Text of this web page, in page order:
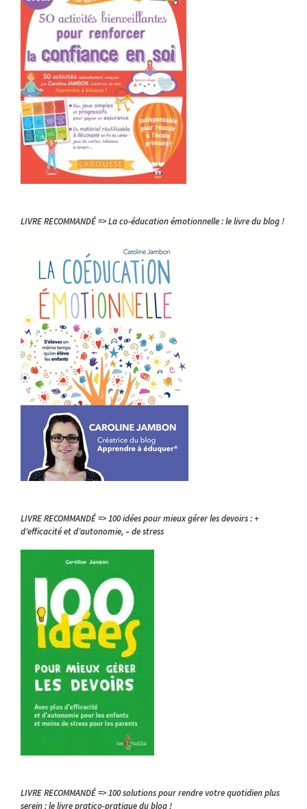
LIVRE RECOMMANDÉ => La co-éducation émotionnelle : le livre du blog !
LIVRE RECOMMANDÉ => 100 idées pour mieux gérer les devoirs : +
d’efficacité et d’autonomie, – de stress
LIVRE RECOMMANDÉ => 100 solutions pour rendre votre quotidien plus
serein : le livre pratico-pratique du blog !